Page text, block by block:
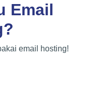
Email
email hosting!